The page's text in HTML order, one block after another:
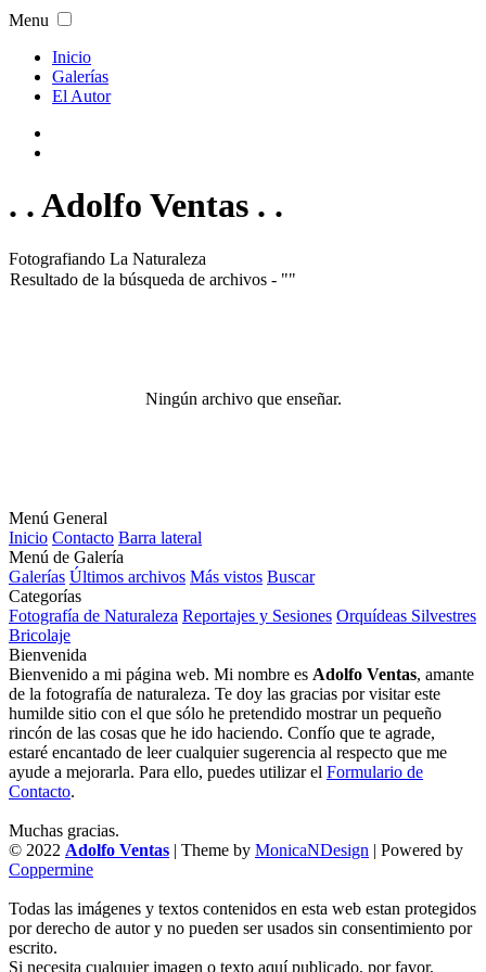
Menu
Inicio
Galerías
El Autor
. . Adolfo Ventas . .
Fotografiando La Naturaleza
Resultado de la búsqueda de archivos - ""
Ningún archivo que enseñar.
Menú General
Inicio Contacto Barra lateral
Menú de Galería
Galerías Últimos archivos Más vistos Buscar
Categorías
Fotografía de Naturaleza Reportajes y Sesiones Orquídeas Silvestres
Bricolaje
Bienvenida
Bienvenido a mi página web. Mi nombre es Adolfo Ventas, amante
de la fotografía de naturaleza. Te doy las gracias por visitar este
humilde sitio con el que sólo he pretendido mostrar un pequeño
rincón de las cosas que he ido haciendo. Confío que te agrade,
estaré encantado de leer cualquier sugerencia al respecto que me
ayude a mejorarla. Para ello, puedes utilizar el Formulario de
Contacto.
Muchas gracias.
© 2022 Adolfo Ventas | Theme by MonicaNDesign | Powered by
Coppermine
Todas las imágenes y textos contenidos en esta web estan protegidos
por derecho de autor y no pueden ser usados sin consentimiento por
escrito.
Si necesita cualquier imagen o texto aquí publicado, por favor,